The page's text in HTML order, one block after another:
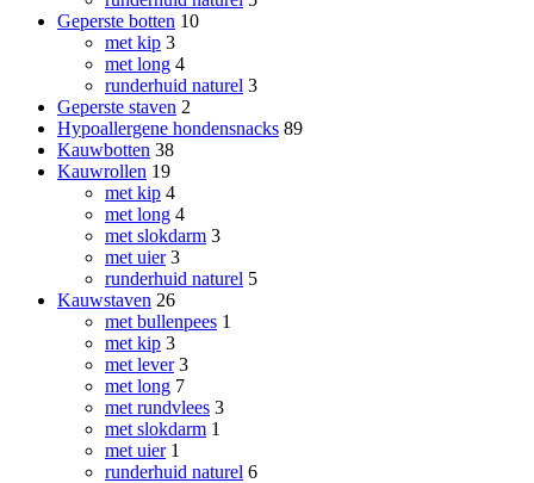
Geperste botten 10
met kip 3
met long 4
runderhuid naturel 3
Geperste staven 2
Hypoallergene hondensnacks 89
Kauwbotten 38
Kauwrollen 19
met kip 4
met long 4
met slokdarm 3
met uier 3
runderhuid naturel 5
Kauwstaven 26
met bullenpees 1
met kip 3
met lever 3
met long 7
met rundvlees 3
met slokdarm 1
met uier 1
runderhuid naturel 6